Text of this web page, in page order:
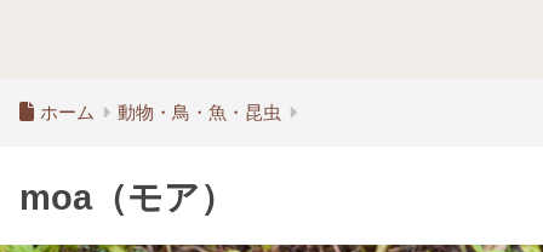
ホーム 動物・鳥・魚・昆虫
moa（モア）